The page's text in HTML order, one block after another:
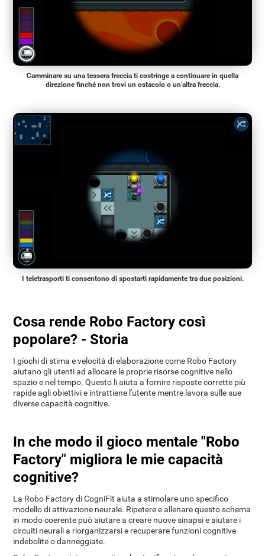
Camminare su una tessera freccia ti costringe a continuare in quella
direzione finché non trovi un ostacolo o un'altra freccia.
I teletrasporti ti consentono di spostarti rapidamente tra due posizioni.
Cosa rende Robo Factory così
popolare? - Storia
I giochi di stima e velocità di elaborazione come Robo Factory
aiutano gli utenti ad allocare le proprie risorse cognitive nello
spazio e nel tempo. Questo li aiuta a fornire risposte corrette più
rapide agli obiettivi e intrattiene l'utente mentre lavora sulle sue
diverse capacità cognitive.
In che modo il gioco mentale "Robo
Factory" migliora le mie capacità
cognitive?
La Robo Factory di CogniFit aiuta a stimolare uno specifico
modello di attivazione neurale. Ripetere e allenare questo schema
in modo coerente può aiutare a creare nuove sinapsi e aiutare i
circuiti neurali a riorganizzarsi e recuperare funzioni cognitive
indebolite o danneggiate.